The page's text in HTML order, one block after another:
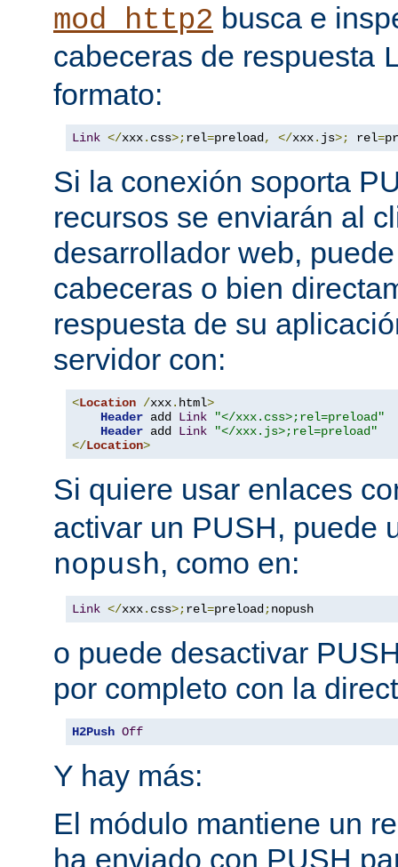
mod_http2 busca e
cabeceras de respuesta
formato:
Link </xxx. css>;rel=preload, </xxx. js>; rel=
Si la conexión soporta
recursos se enviarán al
desarrollador web,
cabeceras o bien
respuesta de su
servidor con:
<Location /xxx. html>
Header add Link
"</xxx.css>;rel=preload"
Header add Link
"</xxx.js>;rel=preload"
</Location>
Si quiere usar enlaces
activar un PUSH, puede
nopush, como en:
Link </xxx. css>;rel=preload;nopush
o puede desactivar
por completo con la
H2Push Off
Y hay más:
El módulo mantiene un
ha enviado con PUSH